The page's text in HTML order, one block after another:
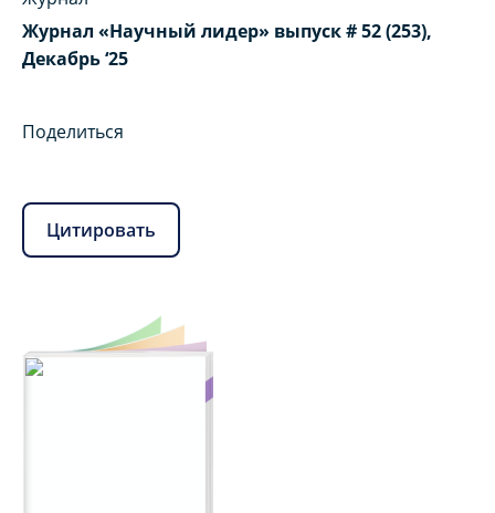
Журнал «Научный лидер» выпуск # 52 (253),
Декабрь ‘25
Поделиться
Цитировать